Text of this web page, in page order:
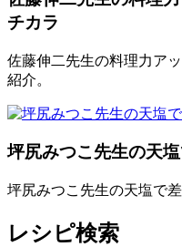
チカラ
佐藤伸二先生の料理力ア
紹介。
坪尻みつこ先生の天
坪尻みつこ先生の天塩で
レシピ検索